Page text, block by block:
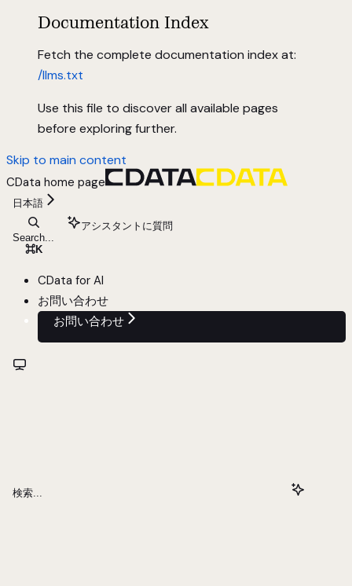
Documentation Index
Fetch the complete documentation index at:
/llms.txt
Use this file to discover all available pages
before exploring further.
Skip to main content
CData home page
日本語
Search...
⌘K
アシスタントに質問
CData for AI
お問い合わせ
お問い合わせ
検索...